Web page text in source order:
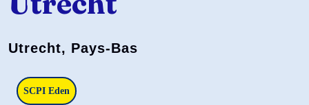
Utrecht, Pays-Bas
SCPI Eden